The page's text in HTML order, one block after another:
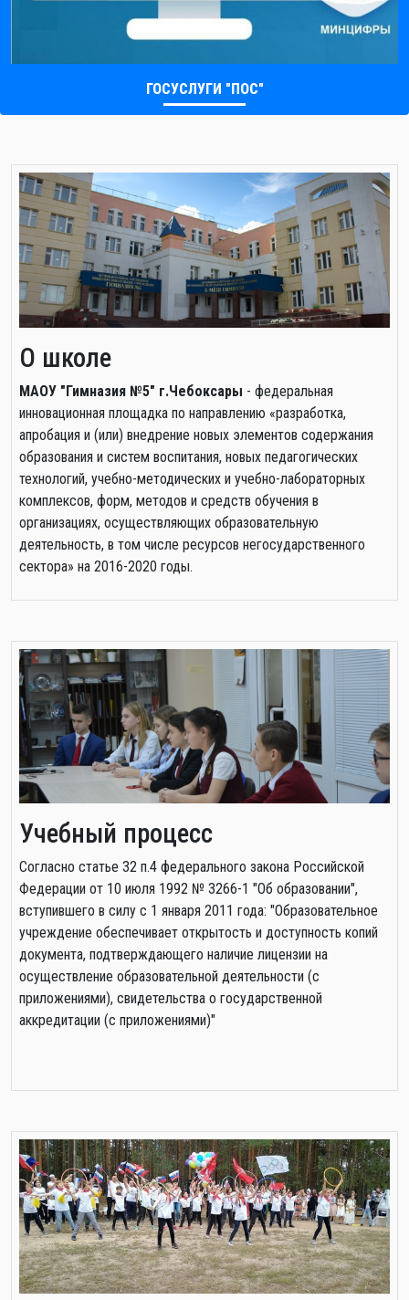
ГОСУСЛУГИ "ПОС"
О школе
МАОУ "Гимназия №5" г.Чебоксары - федеральная
инновационная площадка по направлению «разработка,
апробация и (или) внедрение новых элементов содержания
образования и систем воспитания, новых педагогических
технологий, учебно-методических и учебно-лабораторных
комплексов, форм, методов и средств обучения в
организациях, осуществляющих образовательную
деятельность, в том числе ресурсов негосударственного
сектора» на 2016-2020 годы.
Учебный процесс
Cогласно статье 32 п.4 федерального закона Российской
Федерации от 10 июля 1992 № 3266-1 "Об образовании",
вступившего в силу с 1 января 2011 года: "Образовательное
учреждение обеспечивает открытость и доступность копий
документа, подтверждающего наличие лицензии на
осуществление образовательной деятельности (с
приложениями), свидетельства о государственной
аккредитации (с приложениями)"